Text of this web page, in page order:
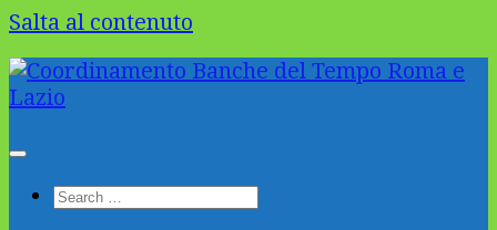
Salta al contenuto